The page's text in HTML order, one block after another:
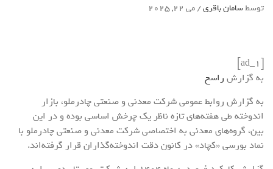
توسطسامان باقری/می 22, 2025
[ad_1]
به گزارش راسخ
به گزارش روابط عمومی شرکت معدنی و صنعتی چادرملو، بازار
اندوخته طی هفته‌های تازه ناظر یک چرخش اساسی بوده و در این
بین، گروه‌های معدنی به‌ اختصاصی شرکت معدنی و صنعتی چادرملو با
نماد بورسی «کچاد» در کانون دقت اندوخته‌گذاران قرار گرفته‌اند.